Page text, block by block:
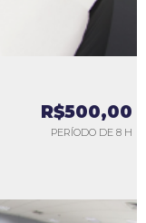
R$500,00
PERÍODO DE 8 H